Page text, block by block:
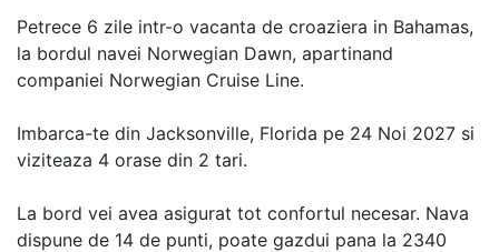
Petrece 6 zile intr-o vacanta de croaziera in Bahamas,
la bordul navei Norwegian Dawn, apartinand
companiei Norwegian Cruise Line.
Imbarca-te din Jacksonville, Florida pe 24 Noi 2027 si
viziteaza 4 orase din 2 tari.
La bord vei avea asigurat tot confortul necesar. Nava
dispune de 14 de punti, poate gazdui pana la 2340